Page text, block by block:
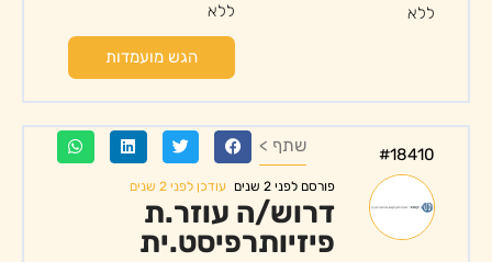
ללא ללא
הגש מועמדות
#18410 שתף >
פורסם לפני 2 שנים עודכן לפני 2 שנים
דרוש/ה עוזר.ת
פיזיותרפיסט.ית